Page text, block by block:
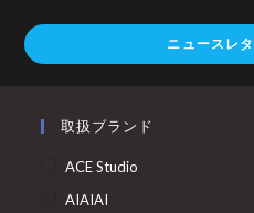
ニュースレ
取扱ブランド
ACE Studio
AIAIAI